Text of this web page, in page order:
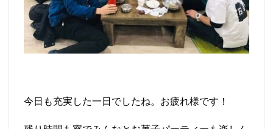
今日も充実した一日でしたね。お疲れ様です！